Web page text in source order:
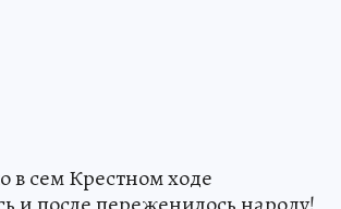
в сем Крестном ходе